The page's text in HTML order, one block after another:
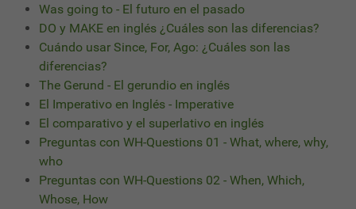
Was going to - El futuro en el pasado
DO y MAKE en inglés ¿Cuáles son las diferencias?
Cuándo usar Since, For, Ago: ¿Cuáles son las
diferencias?
The Gerund - El gerundio en inglés
El Imperativo en Inglés - Imperative
El comparativo y el superlativo en inglés
Preguntas con WH-Questions 01 - What, where, why,
who
Preguntas con WH-Questions 02 - When, Which,
Whose, How